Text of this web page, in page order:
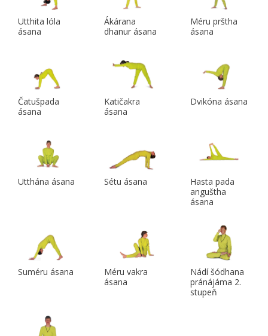
Utthita lóla
ásana
Ákárana
dhanur ásana
Méru prštha
ásana
Čatušpada
ásana
Katičakra
ásana
Dvikóna ásana
Utthána ásana Sétu ásana
Hasta pada
anguštha
ásana
Suméru ásana
Méru vakra
ásana
Nádí šódhana
pránájáma 2.
stupeň